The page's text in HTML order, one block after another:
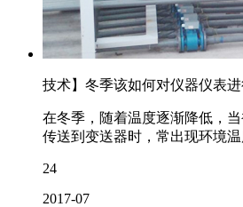
技术】冬季该如何对仪器仪表
在冬季，随着温度逐渐降低，
传送到变送器时，常出现环境
24
2017-07